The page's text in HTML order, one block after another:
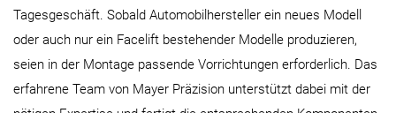
Tagesgeschäft. Sobald Automobilhersteller ein neues Modell
oder auch nur ein Facelift bestehender Modelle produzieren,
seien in der Montage passende Vorrichtungen erforderlich. Das
erfahrene Team von Mayer Präzision unterstützt dabei mit der